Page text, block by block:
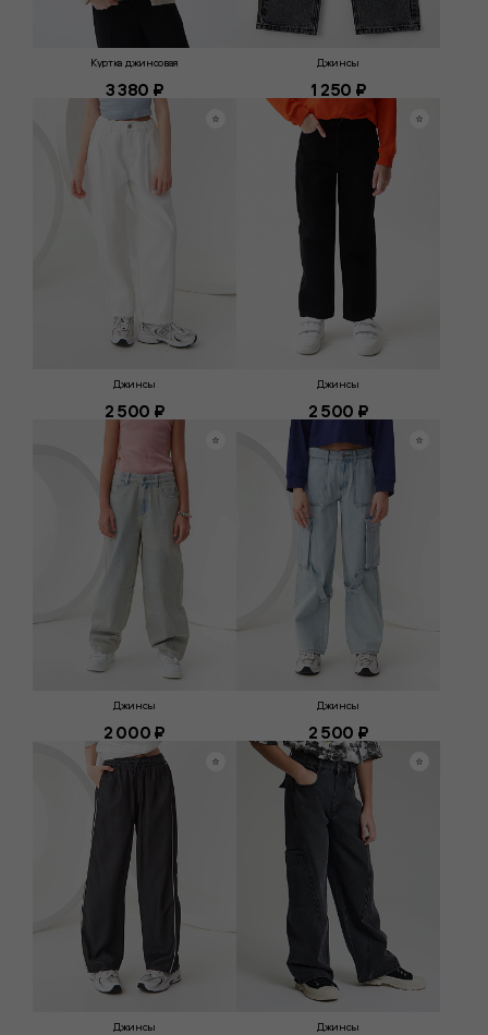
Куртка джинсовая
3 380 ₽
Джинсы
1 250 ₽
Джинсы
2 500 ₽
Джинсы
2 500 ₽
Джинсы
2 000 ₽
Джинсы
2 500 ₽
Джинсы Джинсы